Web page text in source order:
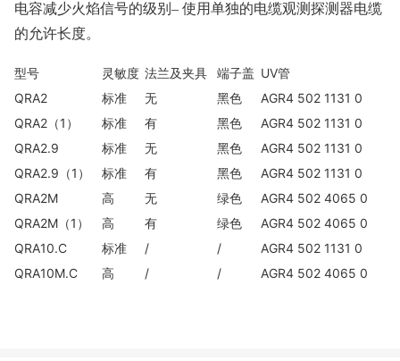
电容减少火焰信号的级别– 使用单独的电缆观测探测器电缆
的允许长度。
型号 灵敏度 法兰及夹具 端子盖 UV管
QRA2
标准 无 黑色
AGR4 502 1131 0
QRA2（1）
标准 有 黑色
AGR4 502 1131 0
QRA2.9
标准 无 黑色
AGR4 502 1131 0
QRA2.9（1）
标准 有 黑色
AGR4 502 1131 0
QRA2M
高 无 绿色
AGR4 502 4065 0
QRA2M（1）
高 有 绿色
AGR4 502 4065 0
QRA10.C
标准 / /
AGR4 502 1131 0
QRA10M.C
高 / / AGR4 502 4065 0